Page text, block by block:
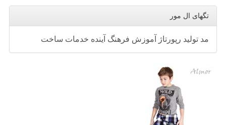
تگهای ال مور
مد تولید رپورتاژ آموزش فرهنگ آینده خدمات ساخت